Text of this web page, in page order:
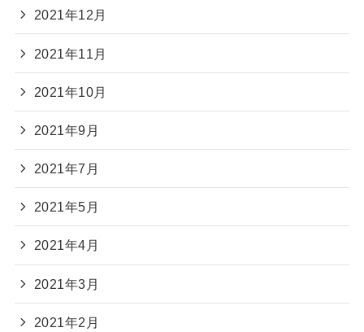
2021年12月
2021年11月
2021年10月
2021年9月
2021年7月
2021年5月
2021年4月
2021年3月
2021年2月